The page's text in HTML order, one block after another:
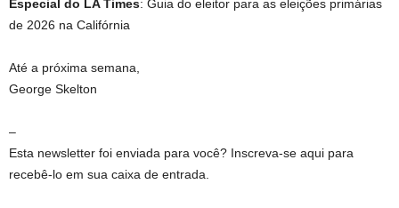
Especial do LA Times: Guia do eleitor para as eleições primárias
de 2026 na Califórnia
Até a próxima semana,
George Skelton
–
Esta newsletter foi enviada para você? Inscreva-se aqui para
recebê-lo em sua caixa de entrada.